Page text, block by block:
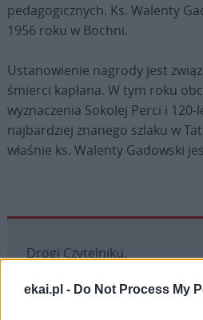
ekai.pl - Do Not Process My
pedagogicznych. Ks. Walenty
1956 roku w Bochni.
Ustanowienie nagrody jest
śmierci kapłana. W tym roku
wyznaczenia Sokolej Perci i 120-
najbardziej znanego szlaku w
właśnie ks. Walenty Gadowski
Drogi Czytelniku,
cieszymy się, że odwiedzasz
tu dla Ciebie!